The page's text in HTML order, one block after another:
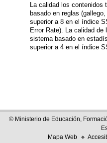
La calidad los contenidos
basado en reglas
superior a 8 en el índice
Error Rate). La calidad
sistema basado en
superior a 4 en el índice
© Ministerio de Educación,
Mapa Web